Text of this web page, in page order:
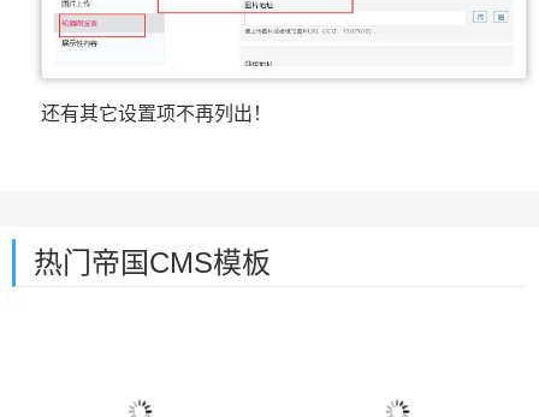
还有其它设置项不再列出！
热门帝国CMS模板